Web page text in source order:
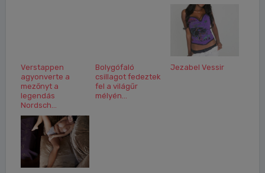
Verstappen
agyonverte a
mezőnyt a
legendás
Nordsch...
Bolygófaló
csillagot fedeztek
fel a világűr
mélyén...
Jezabel Vessir